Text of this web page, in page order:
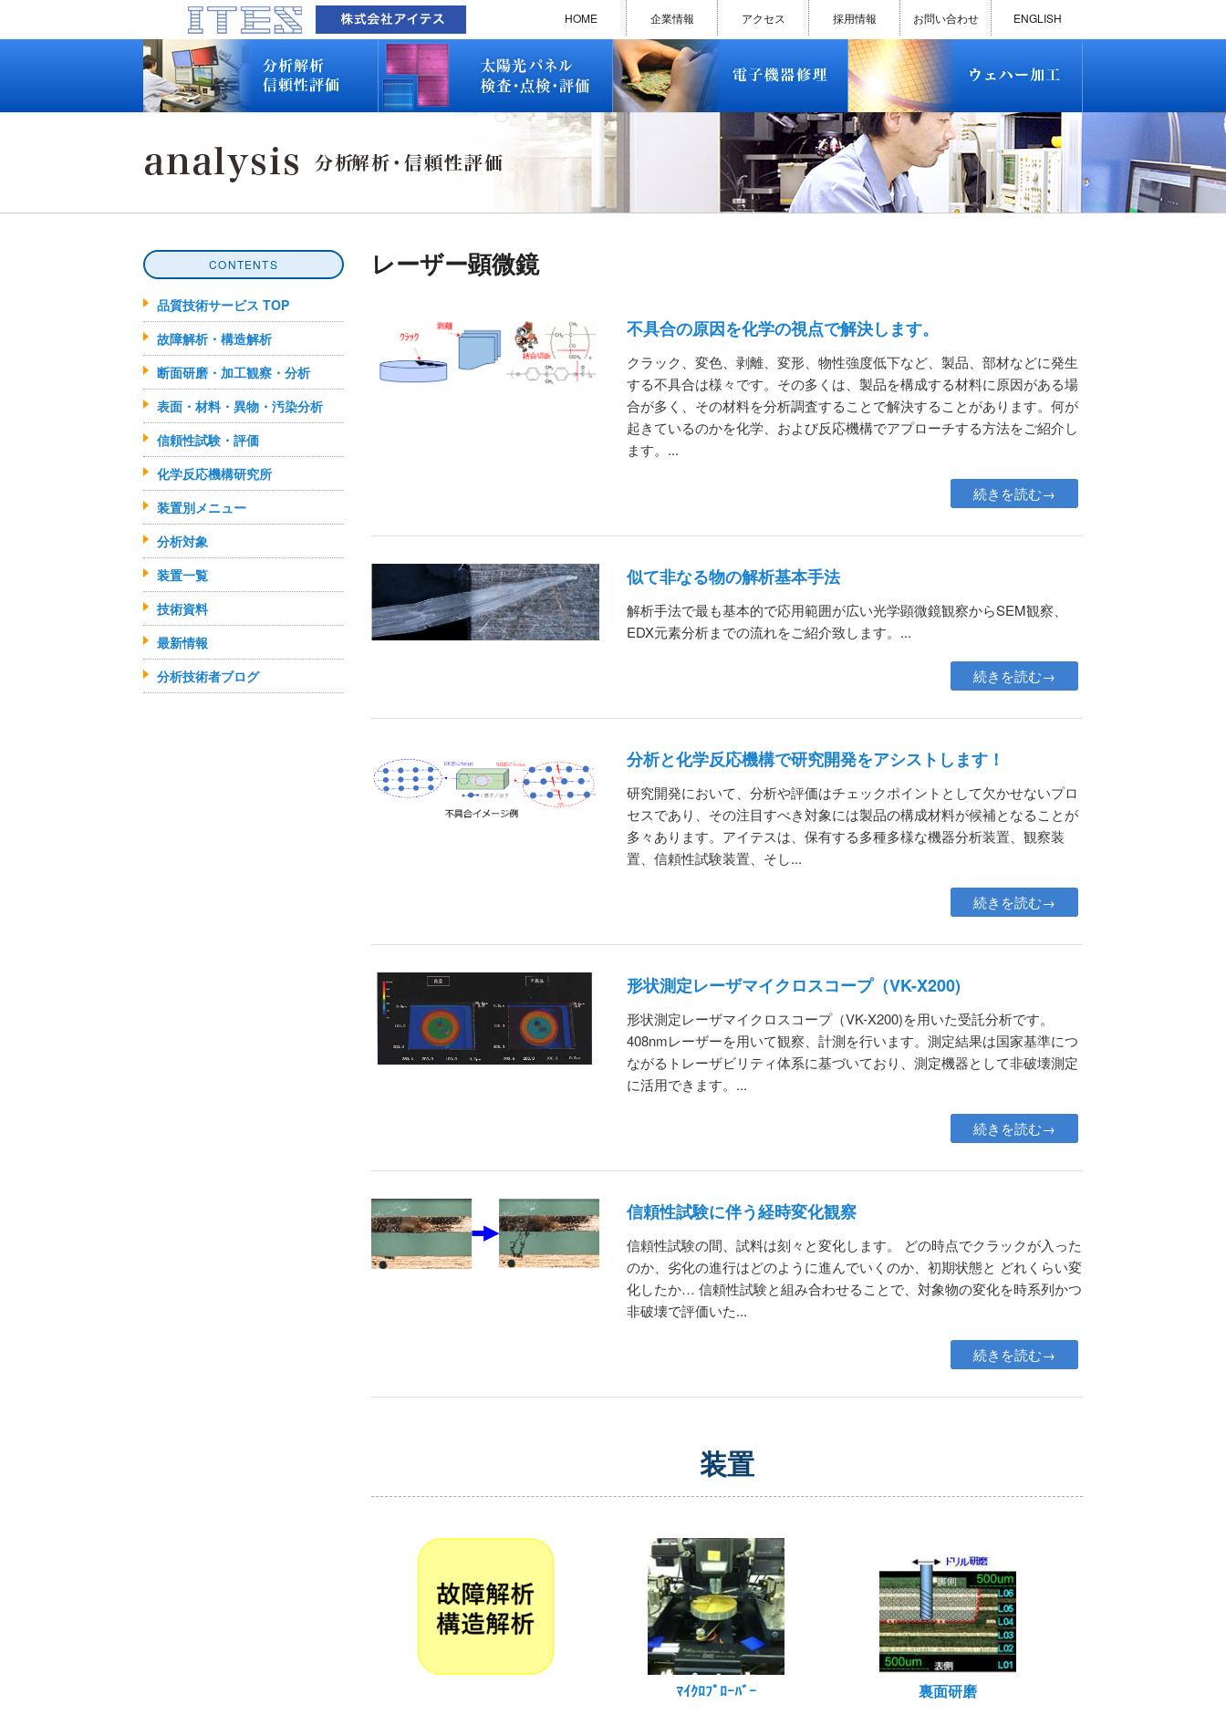
ハ
い）
HOME 企業情報 アクセス 採用情報 お問い合わせ ENGLISH
太陽光パネル検査・点検・評価
EL/PL 検査装置 保守サービス 修理で延命できる可能性
修理のお申し込みについて
修理実績(シーケンサー)
修理実績(インバーター)
修理実績(制御ユニット)
修理実績(モータードライバー)
修理実績(マザーボード)
メルマガバックナンバー 半導体プロセス受託加工サービス
MEMS ファウンドリーサービス
精密貫通孔加工
テスト用膜付きウェハー
評価用めっき付きシリコンウエ
ハ
研削研磨・ダイシング加工
ダイヤモンドワイヤー販売
ウェハー加工実績
ウェハー販売(Si/SOI/SiC/GaAs)
ウェハーケース販売
ICP-MS汚染分析受託サービス
TXRF汚染分析受託サービス
石英基板・ガラスウェハ加工
恋する半導体（セミコイ）
恋するパワー半導体（つよこ
い）
レーザー顕微鏡
不具合の原因を化学の視点で解決します。
クラック、変色、剥離、変形、物性強度低下など、製品、部材などに発生
する不具合は様々です。その多くは、製品を構成する材料に原因がある場
合が多く、その材料を分析調査することで解決することがあります。何が
起きているのかを化学、および反応機構でアプローチする方法をご紹介し
ます。...
続きを読む→
似て非なる物の解析基本手法
解析手法で最も基本的で応用範囲が広い光学顕微鏡観察からSEM観察、
EDX元素分析までの流れをご紹介致します。...
続きを読む→
分析と化学反応機構で研究開発をアシストします！
研究開発において、分析や評価はチェックポイントとして欠かせないプロ
セスであり、その注目すべき対象には製品の構成材料が候補となることが
多々あります。アイテスは、保有する多種多様な機器分析装置、観察装
置、信頼性試験装置、そし...
続きを読む→
形状測定レーザマイクロスコープ（VK-X200)
形状測定レーザマイクロスコープ（VK-X200)を用いた受託分析です。
408nmレーザーを用いて観察、計測を行います。測定結果は国家基準につ
ながるトレーザビリティ体系に基づいており、測定機器として非破壊測定
に活用できます。...
続きを読む→
信頼性試験に伴う経時変化観察
信頼性試験の間、試料は刻々と変化します。 どの時点でクラックが入った
のか、劣化の進行はどのように進んでいくのか、初期状態と どれくらい変
化したか… 信頼性試験と組み合わせることで、対象物の変化を時系列かつ
非破壊で評価いた...
続きを読む→
装置
ﾏｲｸﾛﾌﾟﾛｰﾊﾞｰ 裏面研磨
CONTENTS
品質技術サービス TOP
故障解析・構造解析
断面研磨・加工観察・分析
表面・材料・異物・汚染分析
信頼性試験・評価
化学反応機構研究所
装置別メニュー
分析対象
装置一覧
技術資料
最新情報
分析技術者ブログ